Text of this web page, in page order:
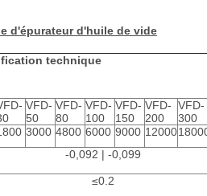
d'épurateur d'huile de vide
technique
VFD-
50
VFD-
80
VFD-
100
VFD-
150
VFD-
200
VFD-
300
3000 4800 6000 9000 12000
-0,092 | -0,099
≤0.2